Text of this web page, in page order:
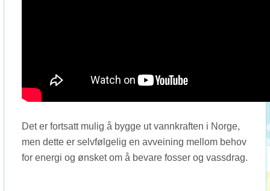
Det er fortsatt mulig å bygge ut vannkraften i Norge,
men dette er selvfølgelig en avveining mellom behov
for energi og ønsket om å bevare fosser og vassdrag.